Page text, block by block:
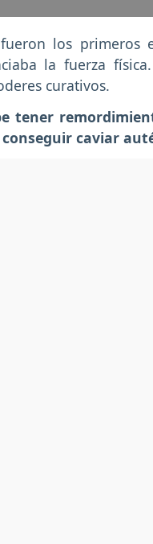
los primeros
la fuerza
curativos.
tener
conseguir caviar